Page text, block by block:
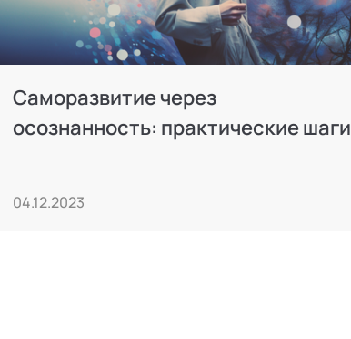
Саморазвитие через
осознанность: практические шаги
04.12.2023